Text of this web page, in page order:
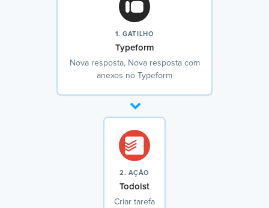
1. GATILHO
Typeform
Nova resposta, Nova resposta com
anexos no Typeform
2. AÇÃO
Todoist
Criar tarefa